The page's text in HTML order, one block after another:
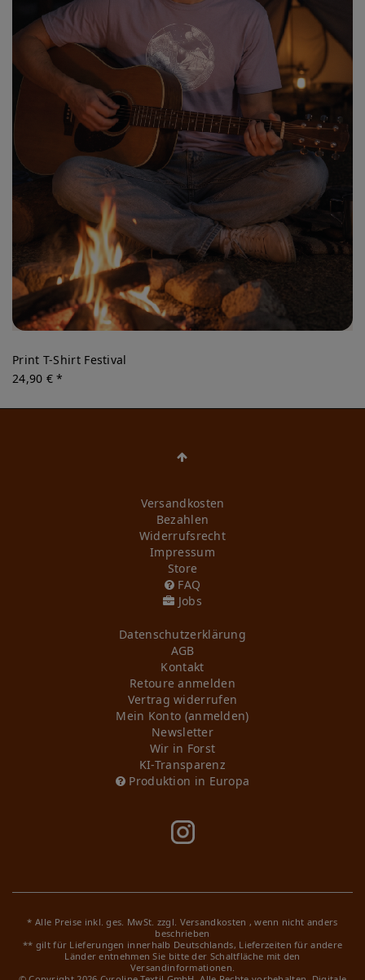
Print T-Shirt Festival
24,90 € *
Versandkosten
Bezahlen
Widerrufs­recht
Impressum
Store
FAQ
Jobs
Daten­schutz­erklärung
AGB
Kontakt
Retoure anmelden
Vertrag widerrufen
Mein Konto (anmelden)
Newsletter
Wir in Forst
KI-Transparenz
Produktion in Europa
* Alle Preise inkl. ges. MwSt. zzgl. Versandkosten , wenn nicht anders
beschrieben
** gilt für Lieferungen innerhalb Deutschlands, Lieferzeiten für andere
Länder entnehmen Sie bitte der Schaltfläche mit den
Versandinformationen.